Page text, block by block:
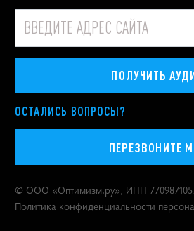
ПОЛУЧИТЬ
ОСТАЛИСЬ ВОПРОСЫ?
ПЕРЕЗВОНИТЕ
© ООО «Оптимизм.ру», ИНН
Политика конфиденциальности